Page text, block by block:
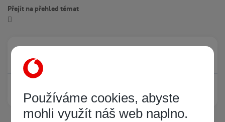
Přejít na přehled témat
Žádný registrovaný uživatel si neprohlíží tuto stránku
Používáme cookies, abyste
mohli využít náš web naplno.